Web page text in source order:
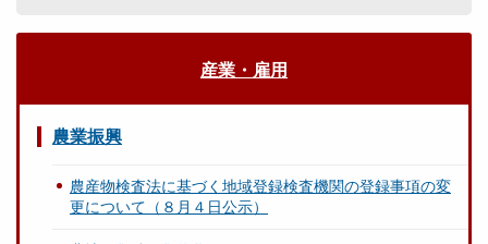
産業・雇用
農業振興
農産物検査法に基づく地域登録検査機関の登録事項の変
更について（８月４日公示）